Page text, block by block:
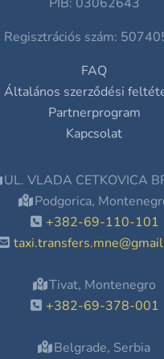
Regisztrációs szám:
FAQ
Általános szerződési
Partnerprogram
Kapcsolat
UL. VLADA CETKOVICA
Podgorica,
+382-69-110-101
Tivat, Montenegro
+382-69-378-001
Belgrade, Serbia